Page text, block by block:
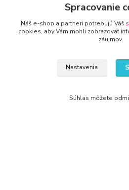
+421 940 949 000
Spracovanie
Náš e-shop a partneri potrebujú Váš
cookies, aby Vám mohli zobrazovať
záujmov.
Nastavenia
Súhlas môžete